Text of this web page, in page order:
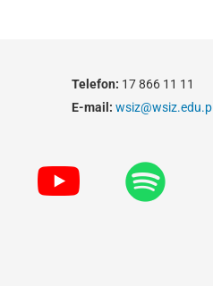
Telefon: 17 866 11 11
E-mail: wsiz@wsiz.edu.pl